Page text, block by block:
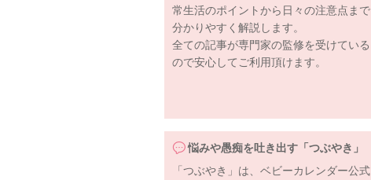
常生活のポイントから日々の注意点まで
分かりやすく解説します。
全ての記事が専門家の監修を受けている
ので安心してご利用頂けます。
悩みや愚痴を吐き出す「つぶやき」
「つぶやき」は、ベビーカレンダー公式